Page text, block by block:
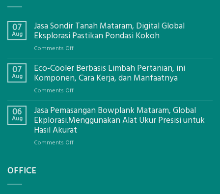
07
Aug
Jasa Sondir Tanah Mataram, Digital Global
Eksplorasi Pastikan Pondasi Kokoh
Comments Offon
Sondir
Tanah
Eksplorasi
Pastikan
Pondasi
Kokoh
07
Aug
Eco-Cooler Berbasis Limbah Pertanian, ini
Komponen, Cara Kerja, dan Manfaatnya
Comments Offon
Cooler
Berbasis
Limbah
06
Aug
Jasa Pemasangan Bowplank Mataram, Global
Ekplorasi.Menggunakan Alat Ukur Presisi untuk
Hasil Akurat
Comments Offon
OFFICE